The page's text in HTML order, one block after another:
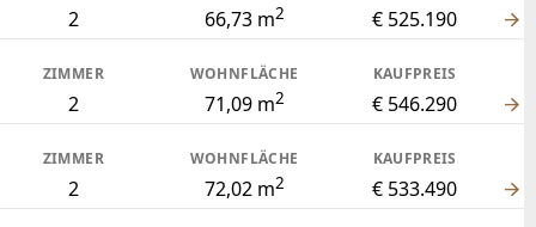
2 66,73 m2 € 525.190
ZIMMER
2
WOHNFLÄCHE
71,09 m2
KAUFPREIS
€ 546.290
ZIMMER
2
WOHNFLÄCHE
72,02 m2
KAUFPREIS
€ 533.490